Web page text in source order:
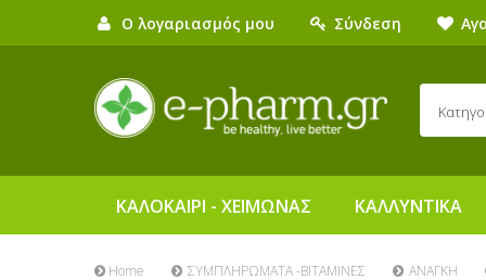
Ο λογαριασμός μου Σύνδεση
ΚΑΛΟΚΑΙΡΙ - ΧΕΙΜΩΝΑΣ ΚΑΛΛΥΝΤΙΚΑ
Home ΣΥΜΠΛΗΡΩΜΑΤΑ -ΒΙΤΑΜΙΝΕΣ ΑΝΑΓΚΗ